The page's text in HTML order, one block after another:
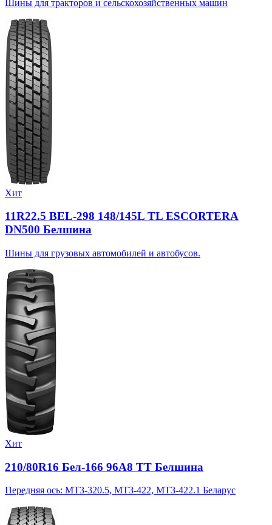
Шины для тракторов и сельскохозяйственных машин
Хит
11R22.5 BEL-298 148/145L TL ESCORTERA
DN500 Белшина
Шины для грузовых автомобилей и автобусов.
Хит
210/80R16 Бел-166 96A8 TT Белшина
Передняя ось: МТЗ-320.5, МТЗ-422, МТЗ-422.1 Беларус